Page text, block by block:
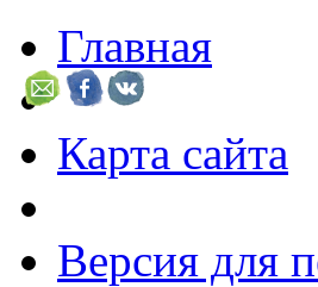
Главная
Карта сайта
Версия для